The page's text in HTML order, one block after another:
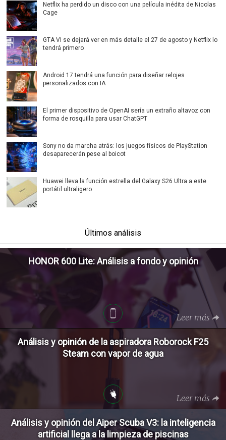
Netflix ha perdido un disco con una película inédita de Nicolas
Cage
GTA VI se dejará ver en más detalle el 27 de agosto y Netflix lo
tendrá primero
Android 17 tendrá una función para diseñar relojes
personalizados con IA
El primer dispositivo de OpenAI sería un extraño altavoz con
forma de rosquilla para usar ChatGPT
Sony no da marcha atrás: los juegos físicos de PlayStation
desaparecerán pese al boicot
Huawei lleva la función estrella del Galaxy S26 Ultra a este
portátil ultraligero
Últimos análisis
HONOR 600 Lite: Análisis a fondo y opinión
Leer más
Análisis y opinión de la aspiradora Roborock F25
Steam con vapor de agua
Leer más
Análisis y opinión del Aiper Scuba V3: la inteligencia
artificial llega a la limpieza de piscinas